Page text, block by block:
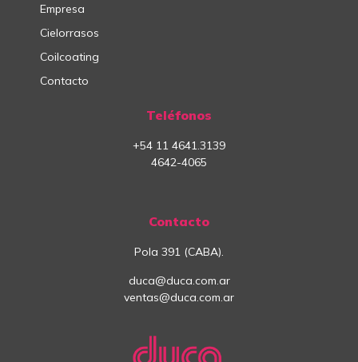
Contacto
Pola 391 (CABA).
duca@duca.com.ar
ventas@duca.com.ar
Teléfonos
+54 11 4641.3139
4642-4065
Empresa
Cielorrasos
Coilcoating
Contacto